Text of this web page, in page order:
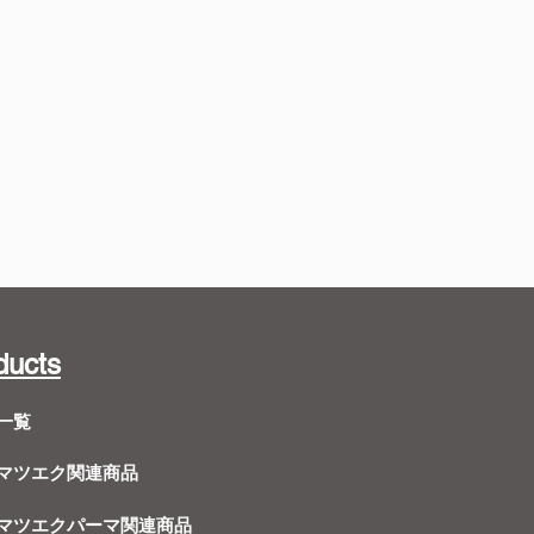
覧
ツエク関連商品
ツエクパーマ関連商品